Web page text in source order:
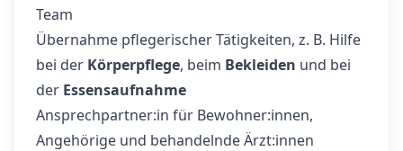
Team
Übernahme pflegerischer Tätigkeiten, z. B. Hilfe
bei der Körperpflege, beim Bekleiden und bei
der Essensaufnahme
Ansprechpartner:in für Bewohner:innen,
Angehörige und behandelnde Ärzt:innen